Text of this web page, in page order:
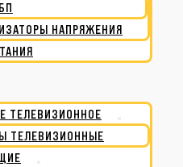
НАПРЯЖЕНИЯ
ТЕЛЕВИЗИОННОЕ
ТЕЛЕВИЗИОННЫЕ